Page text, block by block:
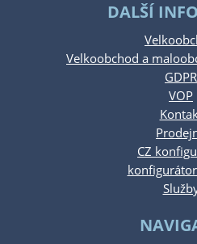
DALŠÍ
Velkoobchod a
GDPR
VOP
CZ